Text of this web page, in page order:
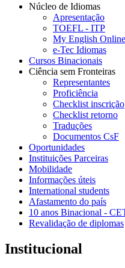
Núcleo de Idiomas
Apresentação
TOEFL - ITP
My English Online
e-Tec Idiomas
Cursos Binacionais
Ciência sem Fronteiras
Representantes
Proficiência
Checklist inscrição
Checklist retorno
Traduções
Documentos CsF
Oportunidades
Instituições Parceiras
Mobilidade
Informações úteis
International students
Afastamento do país
10 anos Binacional -
Revalidação de diplomas
Institucional